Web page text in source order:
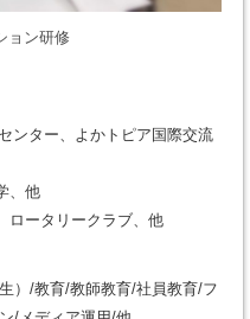
ョン研修
ンター、よかトピア国際交流
、他
ロータリークラブ、他
）/教育/教師教育/社員教育/フ